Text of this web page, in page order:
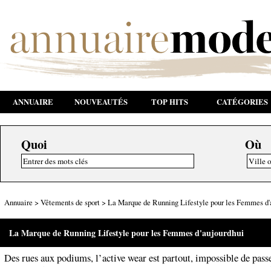
ANNUAIRE NOUVEAUTÉS TOP HITS CATÉGORIES
Quoi Où
Annuaire > Vêtements de sport> La Marque de Running Lifestyle pour les Femmes
La Marque de Running Lifestyle pour les Femmes d'aujourdhui
Des rues aux podiums, l’active wear est partout, impossible de